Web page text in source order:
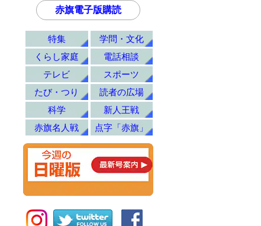
赤旗電子版購読
特集
学問・文化
くらし家庭
電話相談
テレビ
スポーツ
たび・つり
読者の広場
科学
新人王戦
赤旗名人戦
点字「赤旗」